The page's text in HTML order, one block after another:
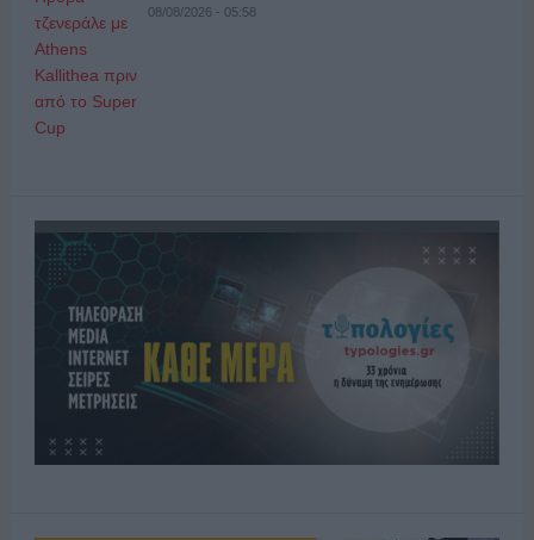
08/08/2026 - 05:58